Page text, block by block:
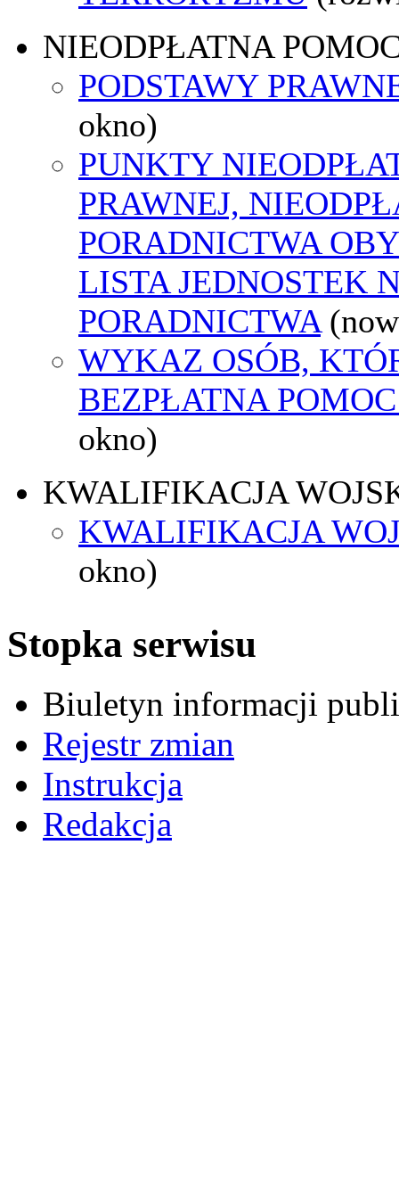
NIEODPŁATNA
PODSTAWY
okno)
PUNKTY
PRAWNEJ,
PORADNICTWA
LISTA JEDNOSTEK
PORADNICTWA
WYKAZ OSÓB,
BEZPŁATNA
okno)
KWALIFIKACJA
KWALIFIKACJA
okno)
Stopka serwisu
Biuletyn informacji
Rejestr zmian
Instrukcja
Redakcja